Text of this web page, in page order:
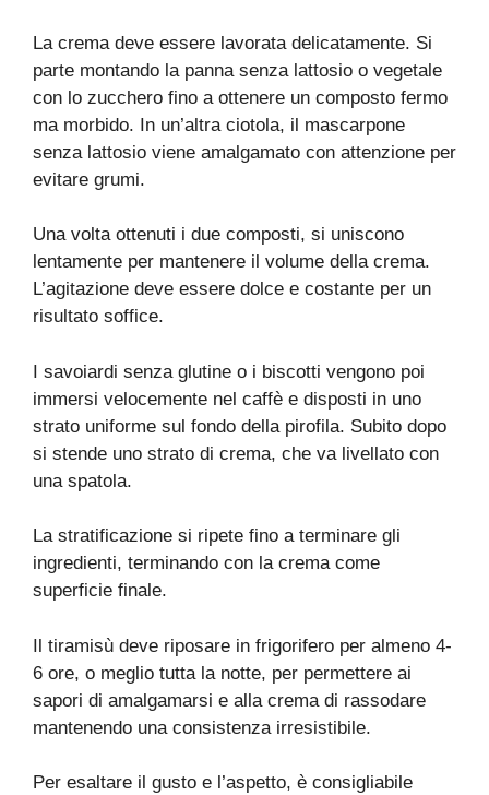
La crema deve essere lavorata delicatamente. Si
parte montando la panna senza lattosio o vegetale
con lo zucchero fino a ottenere un composto fermo
ma morbido. In un’altra ciotola, il mascarpone
senza lattosio viene amalgamato con attenzione per
evitare grumi.
Una volta ottenuti i due composti, si uniscono
lentamente per mantenere il volume della crema.
L’agitazione deve essere dolce e costante per un
risultato soffice.
I savoiardi senza glutine o i biscotti vengono poi
immersi velocemente nel caffè e disposti in uno
strato uniforme sul fondo della pirofila. Subito dopo
si stende uno strato di crema, che va livellato con
una spatola.
La stratificazione si ripete fino a terminare gli
ingredienti, terminando con la crema come
superficie finale.
Il tiramisù deve riposare in frigorifero per almeno 4-
6 ore, o meglio tutta la notte, per permettere ai
sapori di amalgamarsi e alla crema di rassodare
mantenendo una consistenza irresistibile.
Per esaltare il gusto e l’aspetto, è consigliabile